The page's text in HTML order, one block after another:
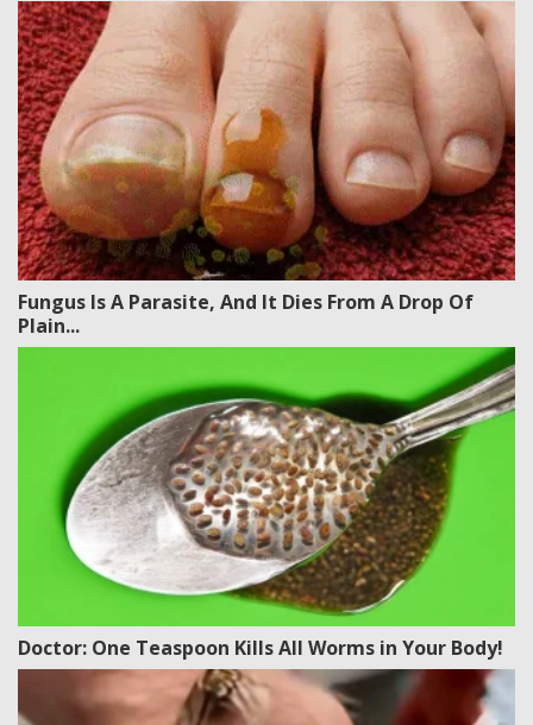
Fungus Is A Parasite, And It Dies From A Drop Of
Plain...
Doctor: One Teaspoon Kills All Worms in Your Body!